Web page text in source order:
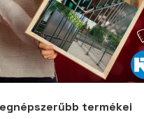
termékei